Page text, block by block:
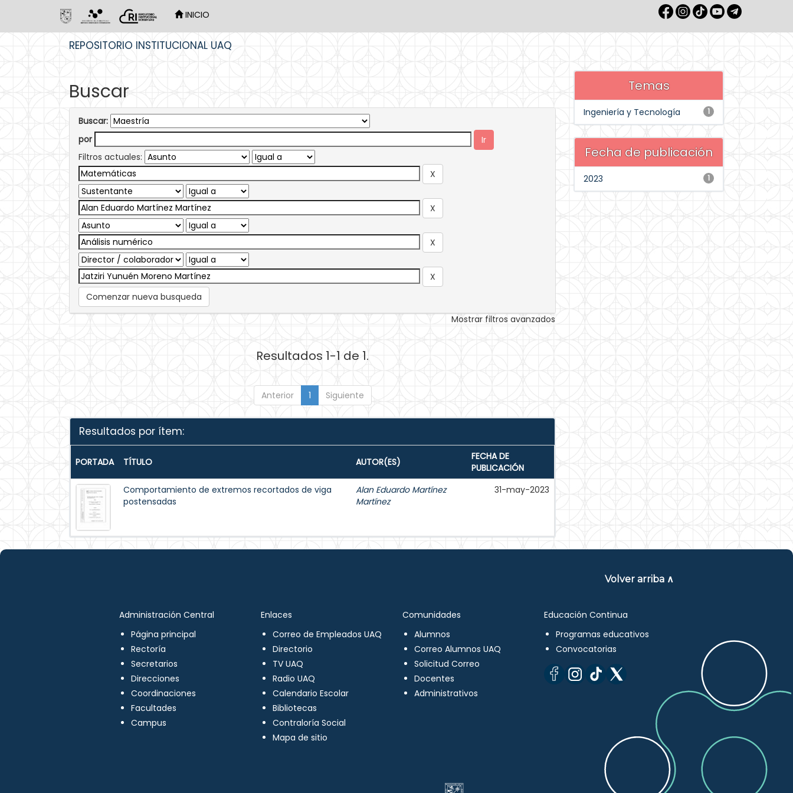
INICIO
REPOSITORIO INSTITUCIONAL UAQ
Buscar
Buscar:
por
Filtros actuales:
Comenzar nueva busqueda
Mostrar filtros avanzados
Resultados 1-1 de 1.
Anterior 1 Siguiente
Resultados por ítem:
PORTADA TÍTULO AUTOR(ES)
FECHA DE
PUBLICACIÓN
Comportamiento de extremos recortados de viga
postensadas
Alan Eduardo Martínez
Martínez
31-may-2023
Temas
1
Ingeniería y Tecnología
Fecha de publicación
1
2023
Volver arriba ∧
Administración Central
Página principal
Rectoría
Secretarios
Direcciones
Coordinaciones
Facultades
Campus
Enlaces
Correo de Empleados UAQ
Directorio
TV UAQ
Radio UAQ
Calendario Escolar
Bibliotecas
Contraloría Social
Mapa de sitio
Comunidades
Alumnos
Correo Alumnos UAQ
Solicitud Correo
Docentes
Administrativos
Educación Continua
Programas educativos
Convocatorias